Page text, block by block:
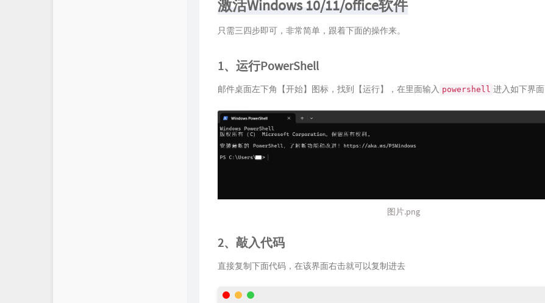
激活Windows 10/11/office软件
只需三四步即可，非常简单，跟着下面的操作来。
1、运行PowerShell
邮件桌面左下角【开始】图标，找到【运行】，在里面输入 powershell 进入如下界面
图片.png
2、敲入代码
直接复制下面代码，在该界面右击就可以复制进去